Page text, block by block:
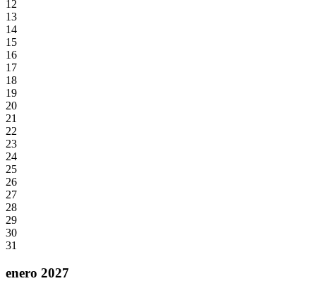
12
13
14
15
16
17
18
19
20
21
22
23
24
25
26
27
28
29
30
31
enero 2027